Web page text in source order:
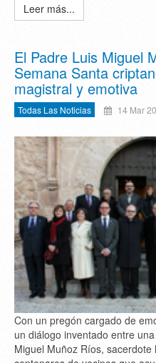
Leer más...
El Padre Luis Miguel
Semana Santa
magistral y emotiva
Todas Las Noticias 14 Mar
Con un pregón cargado de
un diálogo inventado entre
Miguel Muñoz Ríos,